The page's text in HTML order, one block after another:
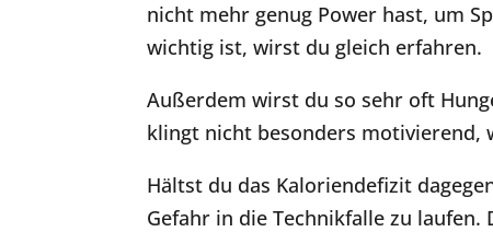
nicht mehr genug Power hast, um
wichtig ist, wirst du gleich erfahren.
Außerdem wirst du so sehr oft
klingt nicht besonders motivierend,
Hältst du das Kaloriendefizit
Gefahr in die Technikfalle zu